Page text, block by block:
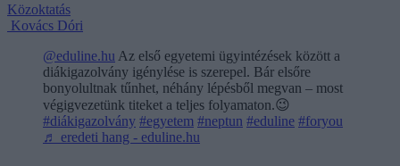
Közoktatás
Kovács Dóri
@eduline.hu Az első egyetemi ügyintézések között a
diákigazolvány igénylése is szerepel. Bár elsőre
bonyolultnak tűnhet, néhány lépésből megvan – most
végigvezetünk titeket a teljes folyamaton.😉
#diákigazolvány #egyetem #neptun #eduline #foryou
♬ eredeti hang - eduline.hu